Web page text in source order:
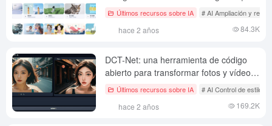
generación de carteles AI
Últimos recursos sobre IA # AI Ampliación y
hace 2 años 84.3K
DCT-Net: una herramienta de código
abierto para transformar fotos y vídeos
en anime estilizado
Últimos recursos sobre IA # AI Control de estilo
hace 2 años 169.2K